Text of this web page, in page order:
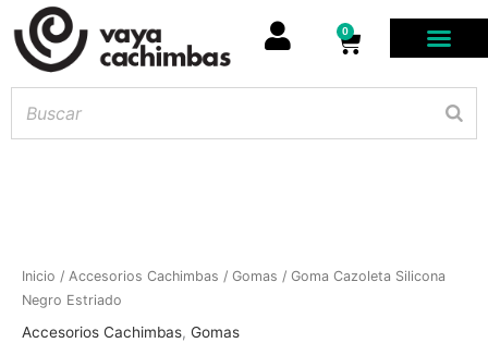
0
Carrito
Inicio / Accesorios Cachimbas / Gomas / Goma Cazoleta Silicona
Negro Estriado
Accesorios Cachimbas, Gomas
Goma
Cazoleta
Silicona